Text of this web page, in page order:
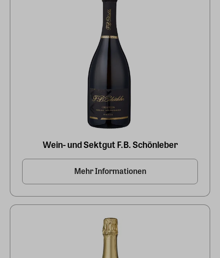
Wein- und Sektgut F.B. Schönleber
Mehr Informationen